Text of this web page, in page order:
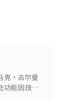
克・古尔曼
功能因技术